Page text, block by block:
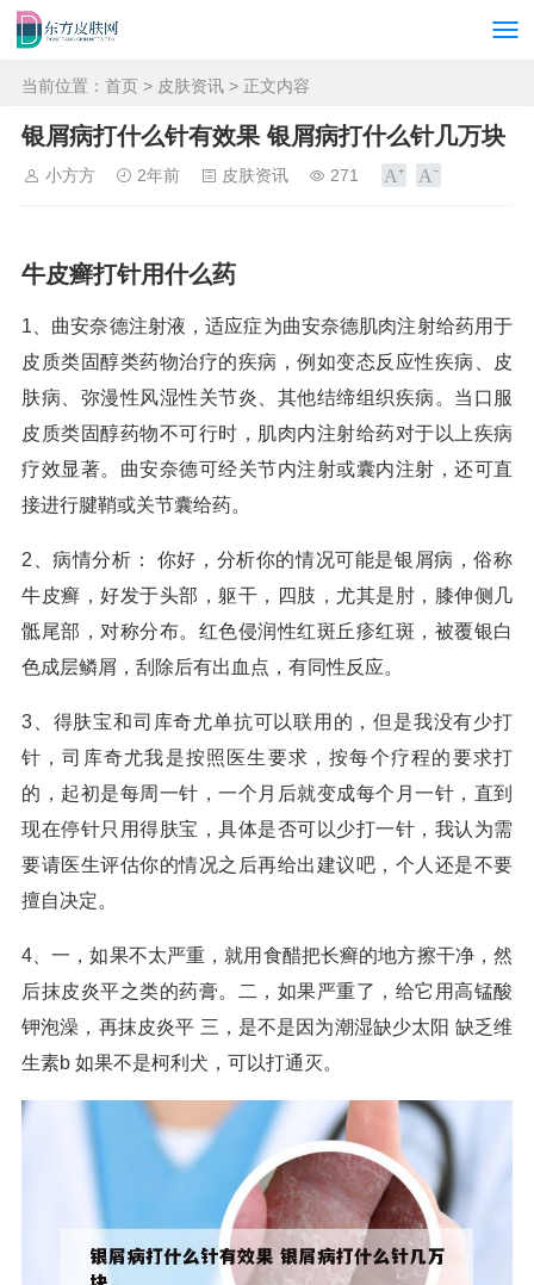
当前位置： 首页 > 皮肤资讯 > 正文内容
银屑病打什么针有效果 银屑病打什么针几万块
小方方 2年前 皮肤资讯 271
牛皮癣打针用什么药
1、曲安奈德注射液，适应症为曲安奈德肌肉注射给药用于
皮质类固醇类药物治疗的疾病，例如变态反应性疾病、皮
肤病、弥漫性风湿性关节炎、其他结缔组织疾病。当口服
皮质类固醇药物不可行时，肌肉内注射给药对于以上疾病
疗效显著。曲安奈德可经关节内注射或囊内注射，还可直
接进行腱鞘或关节囊给药。
2、病情分析： 你好，分析你的情况可能是银屑病，俗称
牛皮癣，好发于头部，躯干，四肢，尤其是肘，膝伸侧几
骶尾部，对称分布。红色侵润性红斑丘疹红斑，被覆银白
色成层鳞屑，刮除后有出血点，有同性反应。
3、得肤宝和司库奇尤单抗可以联用的，但是我没有少打
针，司库奇尤我是按照医生要求，按每个疗程的要求打
的，起初是每周一针，一个月后就变成每个月一针，直到
现在停针只用得肤宝，具体是否可以少打一针，我认为需
要请医生评估你的情况之后再给出建议吧，个人还是不要
擅自决定。
4、一，如果不太严重，就用食醋把长癣的地方擦干净，然
后抹皮炎平之类的药膏。二，如果严重了，给它用高锰酸
钾泡澡，再抹皮炎平 三，是不是因为潮湿缺少太阳 缺乏维
生素b 如果不是柯利犬，可以打通灭。